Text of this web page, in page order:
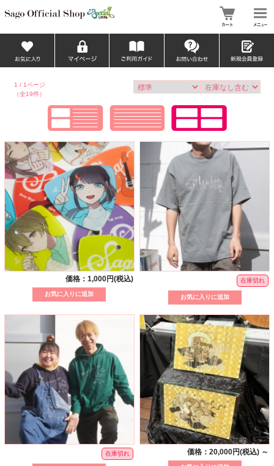
1 / 1ページ
（全19件）
価格：1,000円(税込) 在庫切れ
在庫切れ 価格：20,000円(税込) ～